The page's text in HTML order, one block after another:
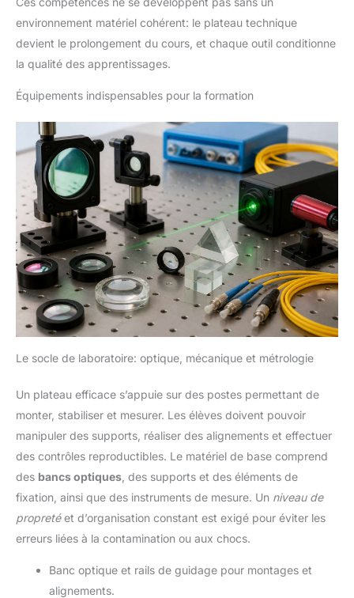
environnement matériel cohérent: le plateau technique
devient le prolongement du cours, et chaque outil conditionne
la qualité des apprentissages.
Équipements indispensables pour la formation
Le socle de laboratoire: optique, mécanique et métrologie
Un plateau efficace s’appuie sur des postes permettant de
monter, stabiliser et mesurer. Les élèves doivent pouvoir
manipuler des supports, réaliser des alignements et effectuer
des contrôles reproductibles. Le matériel de base comprend
des bancs optiques , des supports et des éléments de
fixation, ainsi que des instruments de mesure. Un niveau de
propretéet d’organisation constant est exigé pour éviter les
erreurs liées à la contamination ou aux chocs.
Banc optique et rails de guidage pour montages et
alignements.